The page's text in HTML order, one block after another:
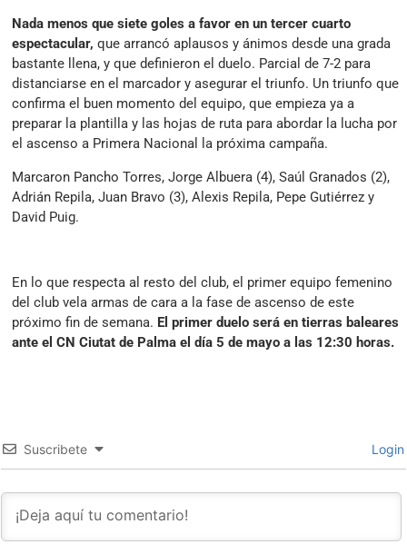
Nada menos que siete goles a favor en un tercer cuarto
espectacular, que arrancó aplausos y ánimos desde una grada
bastante llena, y que definieron el duelo. Parcial de 7-2 para
distanciarse en el marcador y asegurar el triunfo. Un triunfo que
confirma el buen momento del equipo, que empieza ya a
preparar la plantilla y las hojas de ruta para abordar la lucha por
el ascenso a Primera Nacional la próxima campaña.
Marcaron Pancho Torres, Jorge Albuera (4), Saúl Granados (2),
Adrián Repila, Juan Bravo (3), Alexis Repila, Pepe Gutiérrez y
David Puig.
En lo que respecta al resto del club, el primer equipo femenino
del club vela armas de cara a la fase de ascenso de este
próximo fin de semana. El primer duelo será en tierras baleares
ante el CN Ciutat de Palma el día 5 de mayo a las 12:30 horas.
Suscribete Login